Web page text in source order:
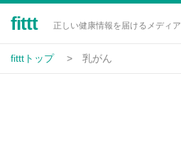
fittt 正しい健康情報を届けるメディア
fitttトップ 乳がん